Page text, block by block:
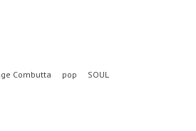
Combutta pop SOUL